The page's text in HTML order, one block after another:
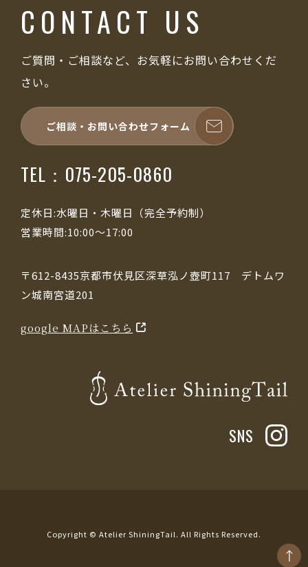
CONTACT US
ご質問・ご相談など、お気軽にお問い合わせくだ
さい。
ご相談・お問い合わせフォーム
TEL：075-205-0860
定休日:水曜日・木曜日（完全予約制）
営業時間:10:00～17:00
〒612-8435京都市伏見区深草泓ノ壺町117 デトムワ
ン城南宮道201
google MAPはこちら
SNS
Copyright © Atelier ShiningTail. All Rights Reserved.